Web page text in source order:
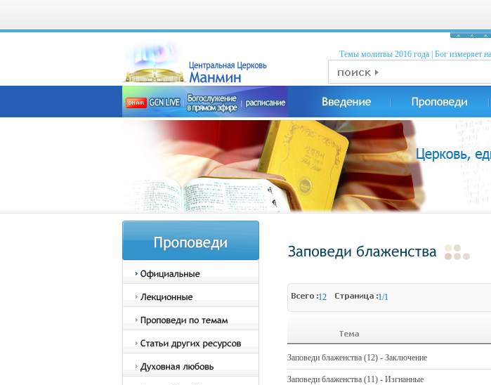
Темы молитвы 2016 годa Бог измеряет
12 1/1
Заповеди блаженства (12) - Заключение
Заповеди блаженства (11) - Изгнанные